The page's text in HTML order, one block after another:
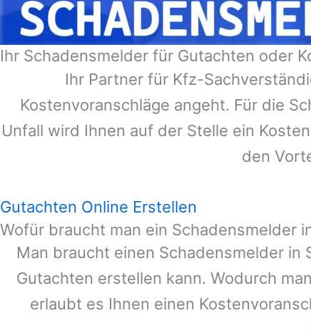
Ihr Schadensmelder für Gutachten oder
Ihr Partner für Kfz-
Kostenvoranschläge angeht. Für die
Unfall wird Ihnen auf der Stelle ein
den
Gutachten Online Erstellen
Wofür braucht man ein Schadensmelder
Man braucht einen Schadensmelder in
Gutachten erstellen kann. Wodurch
erlaubt es Ihnen einen